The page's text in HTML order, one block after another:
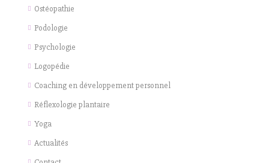
Ostéopathie
Podologie
Psychologie
Logopédie
Coaching en développement personnel
Réflexologie plantaire
Yoga
Actualités